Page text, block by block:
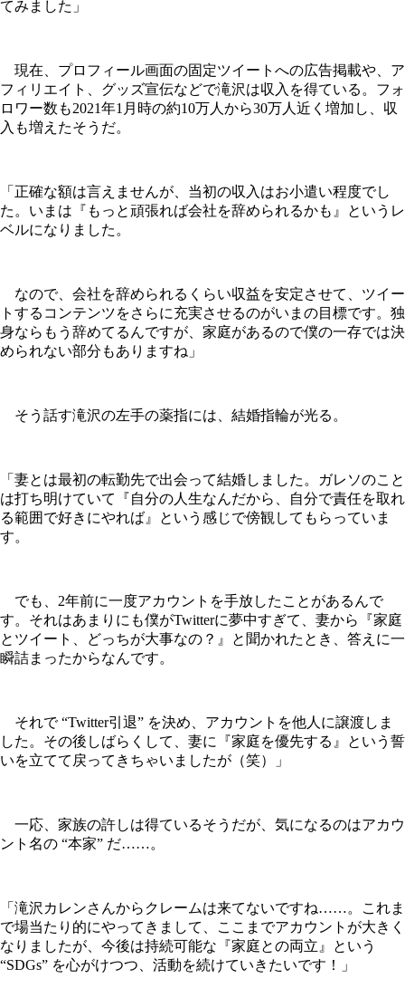
てみました」
現在、プロフィール画面の固定ツイートへの広告掲載や、ア
フィリエイト、グッズ宣伝などで滝沢は収入を得ている。フォ
ロワー数も2021年1月時の約10万人から30万人近く増加し、収
入も増えたそうだ。
「正確な額は言えませんが、当初の収入はお小遣い程度でし
た。いまは『もっと頑張れば会社を辞められるかも』というレ
ベルになりました。
なので、会社を辞められるくらい収益を安定させて、ツイー
トするコンテンツをさらに充実させるのがいまの目標です。独
身ならもう辞めてるんですが、家庭があるので僕の一存では決
められない部分もありますね」
そう話す滝沢の左手の薬指には、結婚指輪が光る。
「妻とは最初の転勤先で出会って結婚しました。ガレソのこと
は打ち明けていて『自分の人生なんだから、自分で責任を取れ
る範囲で好きにやれば』という感じで傍観してもらっていま
す。
でも、2年前に一度アカウントを手放したことがあるんで
す。それはあまりにも僕がTwitterに夢中すぎて、妻から『家庭
とツイート、どっちが大事なの？』と聞かれたとき、答えに一
瞬詰まったからなんです。
それで “Twitter引退” を決め、アカウントを他人に譲渡しま
した。その後しばらくして、妻に『家庭を優先する』という誓
いを立てて戻ってきちゃいましたが（笑）」
一応、家族の許しは得ているそうだが、気になるのはアカウ
ント名の “本家” だ……。
「滝沢カレンさんからクレームは来てないですね……。これま
で場当たり的にやってきまして、ここまでアカウントが大きく
なりましたが、今後は持続可能な『家庭との両立』という
“SDGs” を心がけつつ、活動を続けていきたいです！」